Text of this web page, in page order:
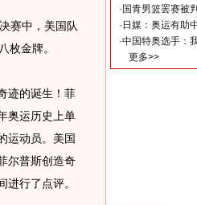
赛中，美国队
枚金牌。
迹的诞生！菲
奥运历史上单
运动员。美国
尔普斯创造奇
进行了点评。
· 国青男篮罢赛被
· 日媒：奥运有助
·中国特奥选手：
更多>>